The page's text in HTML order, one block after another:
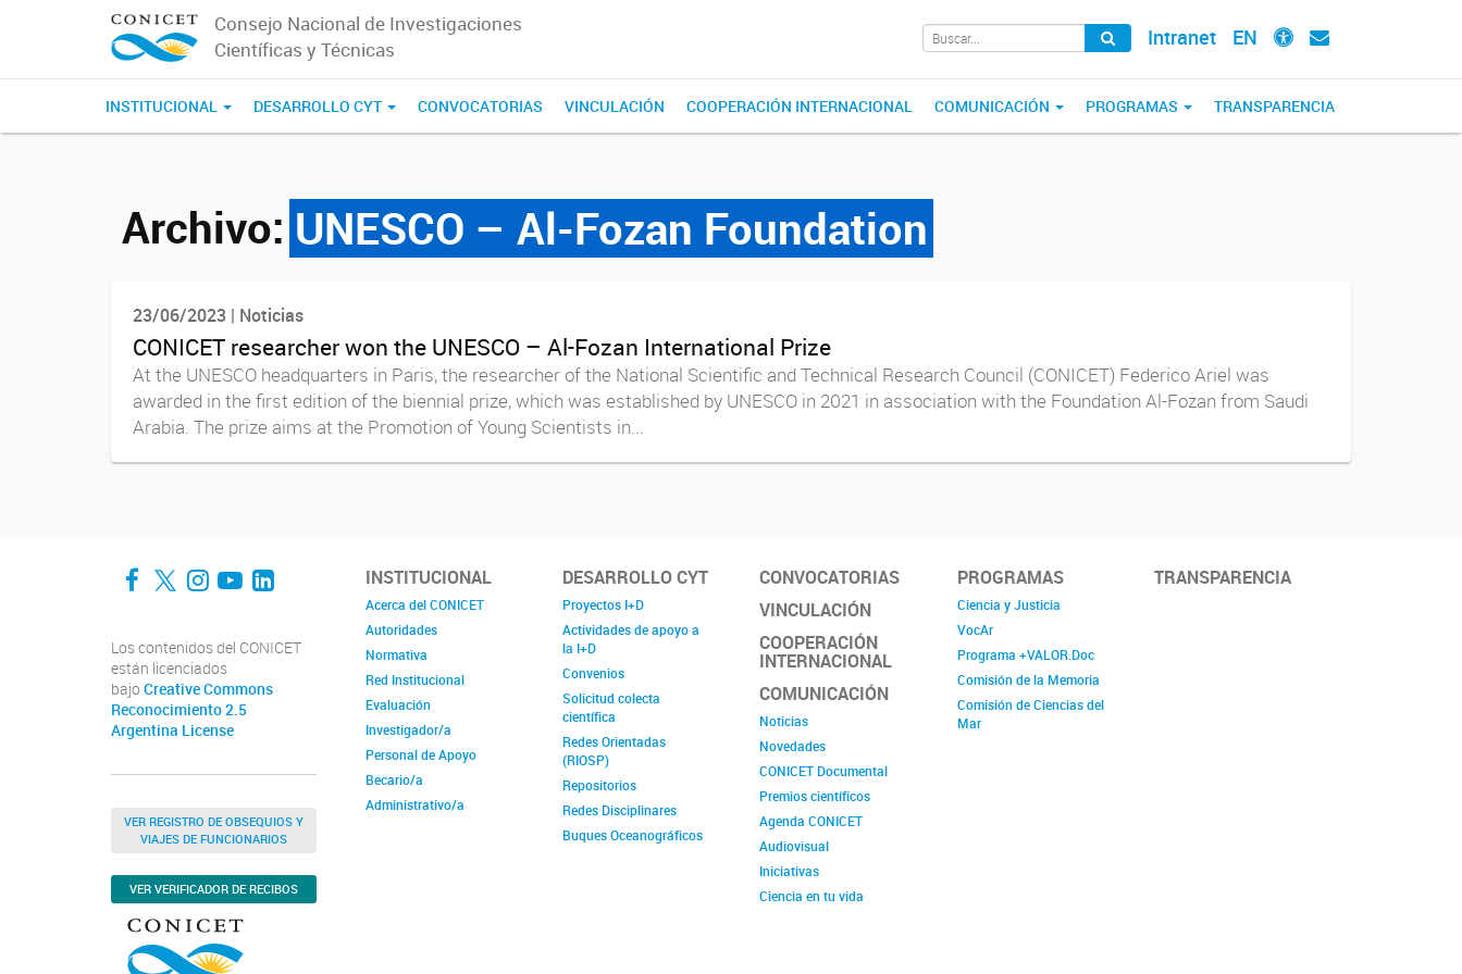
Consejo Nacional de Investigaciones
Científicas y Técnicas
Intranet EN
INSTITUCIONAL DESARROLLO CYT CONVOCATORIAS VINCULACIÓN COOPERACIÓN INTERNACIONAL COMUNICACIÓN PROGRAMAS TRANSPARENCIA
Archivo: UNESCO – Al-Fozan Foundation
23/06/2023 | Noticias
CONICET researcher won the UNESCO – Al-Fozan International Prize
At the UNESCO headquarters in Paris, the researcher of the National Scientific and Technical Research Council (CONICET) Federico Ariel was
awarded in the first edition of the biennial prize, which was established by UNESCO in 2021 in association with the Foundation Al-Fozan from Saudi
Arabia. The prize aims at the Promotion of Young Scientists in...
Facebook
Twitter
Instagram
YouTube
LinkedIn
Los contenidos del CONICET
están licenciados
bajo Creative Commons
Reconocimiento 2.5
Argentina License
VER REGISTRO DE OBSEQUIOS Y
VIAJES DE FUNCIONARIOS
VER VERIFICADOR DE RECIBOS
INSTITUCIONAL
Acerca del CONICET
Autoridades
Normativa
Red Institucional
Evaluación
Investigador/a
Personal de Apoyo
Becario/a
Administrativo/a
DESARROLLO CYT
Proyectos I+D
Actividades de apoyo a
la I+D
Convenios
Solicitud colecta
científica
Redes Orientadas
(RIOSP)
Repositorios
Redes Disciplinares
Buques Oceanográficos
CONVOCATORIAS
VINCULACIÓN
COOPERACIÓN
INTERNACIONAL
COMUNICACIÓN
Noticias
Novedades
CONICET Documental
Premios científicos
Agenda CONICET
Audiovisual
Iniciativas
Ciencia en tu vida
PROGRAMAS
Ciencia y Justicia
VocAr
Programa +VALOR.Doc
Comisión de la Memoria
Comisión de Ciencias del
Mar
TRANSPARENCIA